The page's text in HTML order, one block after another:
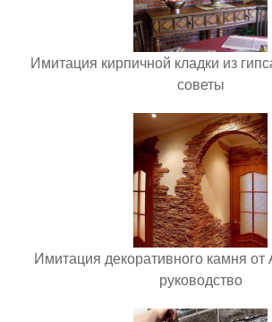
Имитация кирпичной кладки из
советы
Имитация декоративного камня
руководство